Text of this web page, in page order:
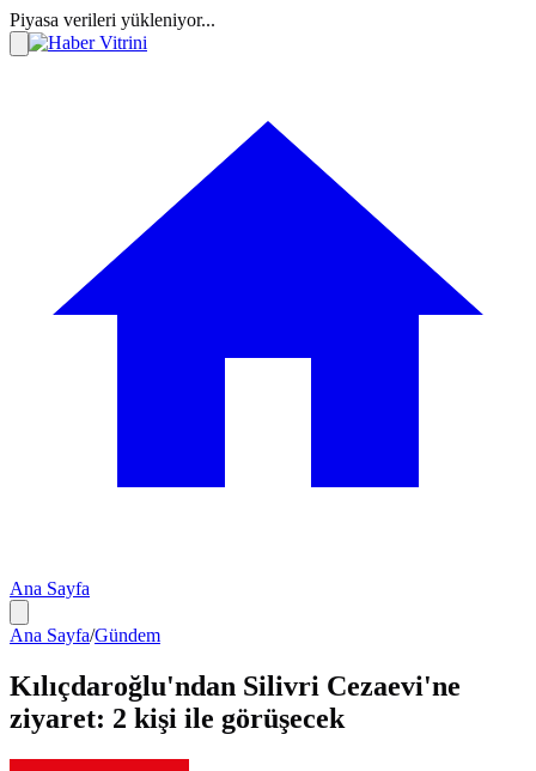
Piyasa verileri yükleniyor...
Ana Sayfa
Ana Sayfa/Gündem
Kılıçdaroğlu'ndan Silivri Cezaevi'ne
ziyaret: 2 kişi ile görüşecek